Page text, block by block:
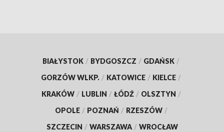
BIAŁYSTOK / BYDGOSZCZ / GDAŃSK /
GORZÓW WLKP. / KATOWICE / KIELCE /
KRAKÓW / LUBLIN / ŁÓDŹ / OLSZTYN /
OPOLE / POZNAŃ / RZESZÓW /
SZCZECIN / WARSZAWA / WROCŁAW